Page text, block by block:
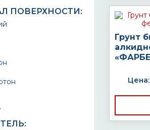
системы
сооружения
транспорт
вагоны
ПОВЕРХНОСТИ:
Грунт
Цена: